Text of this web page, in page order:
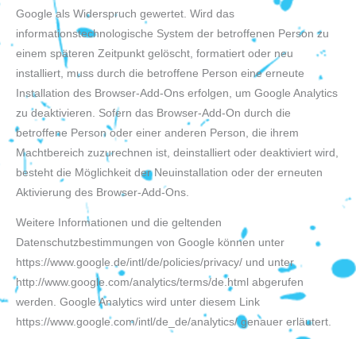
Google als Widerspruch gewertet. Wird das
informationstechnologische System der betroffenen Person zu
einem späteren Zeitpunkt gelöscht, formatiert oder neu
installiert, muss durch die betroffene Person eine erneute
Installation des Browser-Add-Ons erfolgen, um Google Analytics
zu deaktivieren. Sofern das Browser-Add-On durch die
betroffene Person oder einer anderen Person, die ihrem
Machtbereich zuzurechnen ist, deinstalliert oder deaktiviert wird,
besteht die Möglichkeit der Neuinstallation oder der erneuten
Aktivierung des Browser-Add-Ons.
Weitere Informationen und die geltenden
Datenschutzbestimmungen von Google können unter
https://www.google.de/intl/de/policies/privacy/ und unter
http://www.google.com/analytics/terms/de.html abgerufen
werden. Google Analytics wird unter diesem Link
https://www.google.com/intl/de_de/analytics/ genauer erläutert.